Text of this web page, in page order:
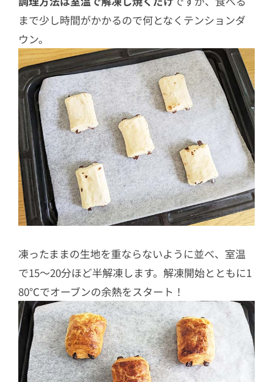
まで少し時間がかかるので何となくテンションダ
ウン。
凍ったままの生地を重ならないように並べ、室温
で15〜20分ほど半解凍します。解凍開始とともに1
80℃でオーブンの余熱をスタート！